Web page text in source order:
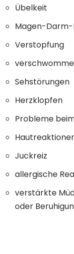
Übelkeit
Magen-
Verstopfung
Sehstörungen
Herzklopfen
Probleme
Juckreiz
allergische
verstärkte
oder